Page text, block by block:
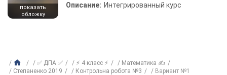
показать
обложку
Описание: Интегрированный курс
✅ ДПА ✅ ⚡ 4 класс ⚡
Математика ✍
Степаненко 2019
Контрольна робота №3 Вариант №1